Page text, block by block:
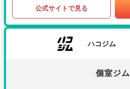
公式サイトで見る
ハコジム
個室ジム